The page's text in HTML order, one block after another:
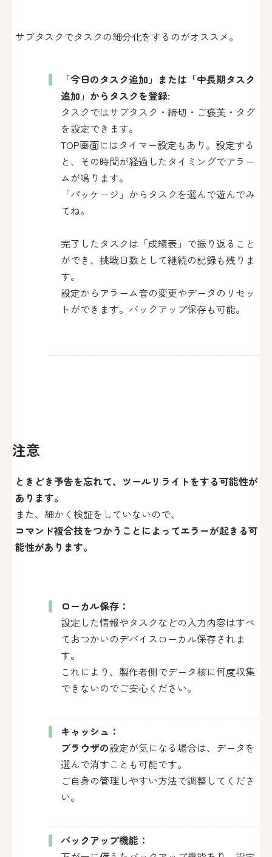
サブタスクでタスクの細分化をするのがオススメ。
「今日のタスク追加」または「中長期タスク
追加」からタスクを登録:
タスクではサブタスク・締切・ご褒美・タグ
を設定できます。
TOP画面にはタイマー設定もあり。設定する
と、その時間が経過したタイミングでアラー
ムが鳴ります。
「パッケージ」からタスクを選んで遊んでみ
てね。
完了したタスクは「成績表」で振り返ること
ができ、挑戦日数として継続の記録も残りま
す。
設定からアラーム音の変更やデータのリセッ
トができます。バックアップ保存も可能。
注意
ときどき予告を忘れて、ツールリライトをする可能性が
あります。
また、細かく検証をしていないので、
コマンド複合技をつかうことによってエラーが起きる可
能性があります。
ローカル保存：
設定した情報やタスクなどの入力内容はすべ
ておつかいのデバイスローカル保存されま
す。
これにより、製作者側でデータ核に何度収集
できないのでご安心ください。
キャッシュ：
ブラウザの設定が気になる場合は、データを
選んで消すことも可能です。
ご自身の管理しやすい方法で調整してくださ
い。
バックアップ機能：